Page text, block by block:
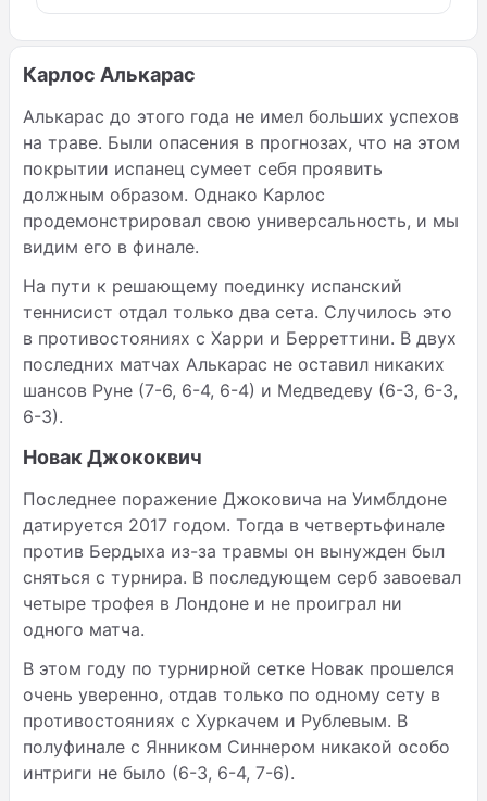
Карлос Алькарас
Алькарас до этого года не имел больших успехов
на траве. Были опасения в прогнозах, что на этом
покрытии испанец сумеет себя проявить
должным образом. Однако Карлос
продемонстрировал свою универсальность, и мы
видим его в финале.
На пути к решающему поединку испанский
теннисист отдал только два сета. Случилось это
в противостояниях с Харри и Берреттини. В двух
последних матчах Алькарас не оставил никаких
шансов Руне (7-6, 6-4, 6-4) и Медведеву (6-3, 6-3,
6-3).
Новак Джококвич
Последнее поражение Джоковича на Уимблдоне
датируется 2017 годом. Тогда в четвертьфинале
против Бердыха из-за травмы он вынужден был
сняться с турнира. В последующем серб завоевал
четыре трофея в Лондоне и не проиграл ни
одного матча.
В этом году по турнирной сетке Новак прошелся
очень уверенно, отдав только по одному сету в
противостояниях с Хуркачем и Рублевым. В
полуфинале с Янником Синнером никакой особо
интриги не было (6-3, 6-4, 7-6).